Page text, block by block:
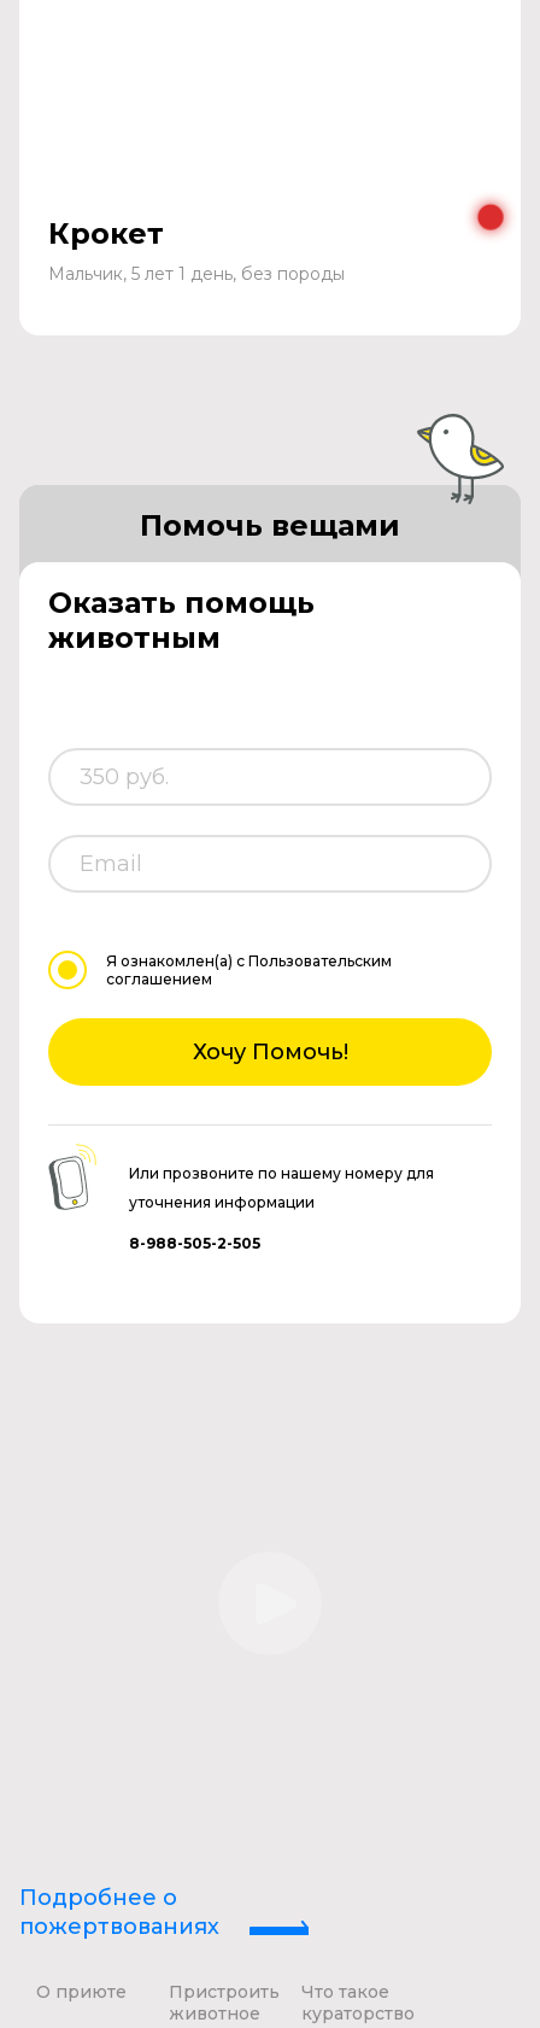
Крокет
Мальчик, 5 лет 1 день, без породы
Оказать помощь
животным
Помочь вещами
Я ознакомлен(а) с Пользовательским
соглашением
Хочу Помочь!
Или прозвоните по нашему номеру для
уточнения информации
8-988-505-2-505
Подробнее о
пожертвованиях
О приюте
Пристроить
животное
Что такое
кураторство